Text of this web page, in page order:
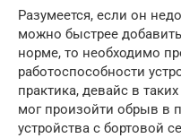
Разумеется, если он
можно быстрее
норме, то необходимо
работоспособности
практика, девайс в
мог произойти обрыв в
устройства с бортовой